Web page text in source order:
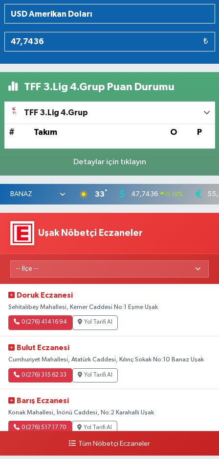
₺
TFF 3.Lig 4.Grup Puan Durumu
TFF 3.Lig 4.Grup
# Takım O P
Detaylar için tıklayın
33° 47,7436 0.18%
Uşak Nöbetçi Eczaneler
Doruk Eczanesi
Şehitalibey Mahallesi, Kemer Caddesi No:1 Eşme Uşak
0 (276) 414 16 94 Yol Tarifi Al
Bulut Eczanesi
Cumhuriyet Mahallesi, Atatürk Caddesi, Kılınç Sokak No:10 Banaz Uşak
0 (276) 315 62 33 Yol Tarifi Al
Barış Eczanesi
Konak Mahallesi, İnönü Caddesi, No:2 Karahallı Uşak
0 (276) 517 17 70 Yol Tarifi Al
Tüm Nöbetçi Eczaneler